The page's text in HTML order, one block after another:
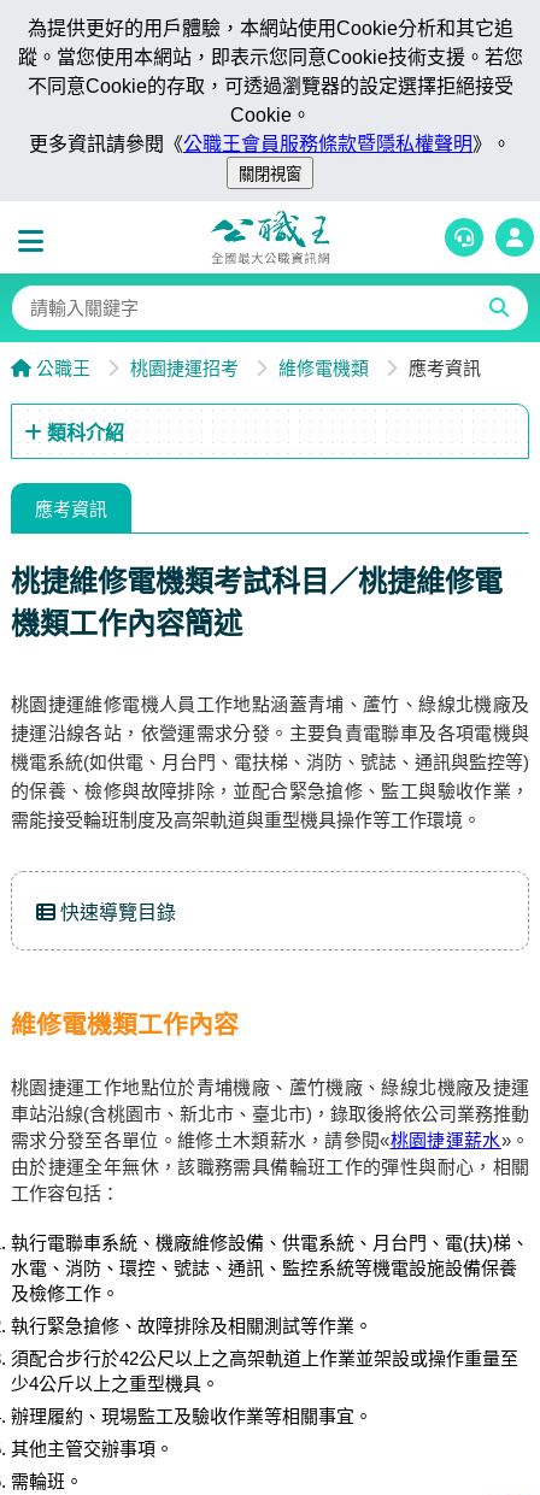
為提供更好的用戶體驗，本網站使用Cookie分析和其它追
蹤。當您使用本網站，即表示您同意Cookie技術支援。若您
不同意Cookie的存取，可透過瀏覽器的設定選擇拒絕接受
Cookie。
更多資訊請參閱《公職王會員服務條款暨隱私權聲明》。
公職王 桃園捷運招考 維修電機類 應考資訊
類科介紹
應考資訊
桃捷維修電機類考試科目／桃捷維修電
機類工作內容簡述
桃園捷運維修電機人員工作地點涵蓋青埔、蘆竹、綠線北機廠及
捷運沿線各站，依營運需求分發。主要負責電聯車及各項電機與
機電系統(如供電、月台門、電扶梯、消防、號誌、通訊與監控等)
的保養、檢修與故障排除，並配合緊急搶修、監工與驗收作業，
需能接受輪班制度及高架軌道與重型機具操作等工作環境。
快速導覽目錄
維修電機類工作內容
桃園捷運工作地點位於青埔機廠、蘆竹機廠、綠線北機廠及捷運
車站沿線(含桃園市、新北市、臺北市)，錄取後將依公司業務推動
需求分發至各單位。維修土木類薪水，請參閱«桃園捷運薪水»。
由於捷運全年無休，該職務需具備輪班工作的彈性與耐心，相關
工作容包括：
執行電聯車系統、機廠維修設備、供電系統、月台門、電(扶)梯、
水電、消防、環控、號誌、通訊、監控系統等機電設施設備保養
及檢修工作。
執行緊急搶修、故障排除及相關測試等作業。
須配合步行於42公尺以上之高架軌道上作業並架設或操作重量至
少4公斤以上之重型機具。
辦理履約、現場監工及驗收作業等相關事宜。
其他主管交辦事項。
需輪班。